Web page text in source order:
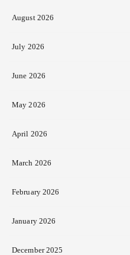
August 2026
July 2026
June 2026
May 2026
April 2026
March 2026
February 2026
January 2026
December 2025